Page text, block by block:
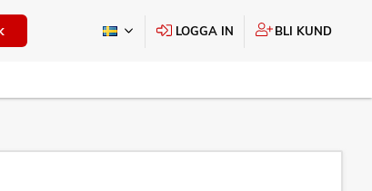
LOGGA IN BLI KUND